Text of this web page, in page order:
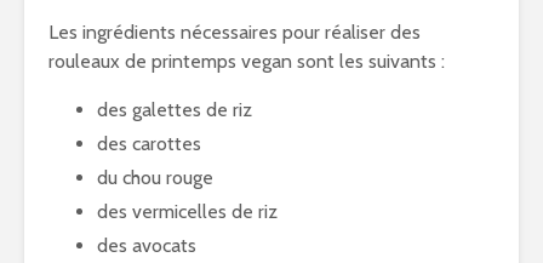
Les ingrédients nécessaires pour réaliser des
rouleaux de printemps vegan sont les suivants :
des galettes de riz
des carottes
du chou rouge
des vermicelles de riz
des avocats